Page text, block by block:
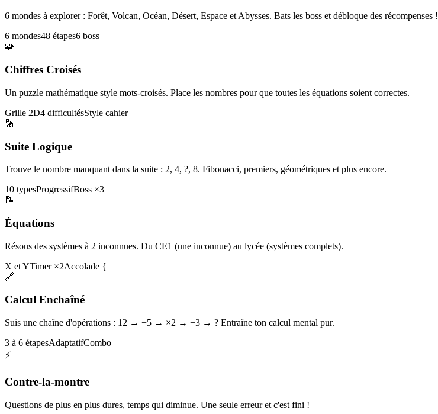
6 mondes à explorer : Forêt, Volcan, Océan, Désert, Espace et Abysses. Bats les boss et débloque des récompenses !
6 mondes48 étapes6 boss
🧩
Chiffres Croisés
Un puzzle mathématique style mots-croisés. Place les nombres pour que toutes les équations soient correctes.
Grille 2D4 difficultésStyle cahier
🔢
Suite Logique
Trouve le nombre manquant dans la suite : 2, 4, ?, 8. Fibonacci, premiers, géométriques et plus encore.
10 typesProgressifBoss ×3
📝
Équations
Résous des systèmes à 2 inconnues. Du CE1 (une inconnue) au lycée (systèmes complets).
X et YTimer ×2Accolade {
🔗
Calcul Enchaîné
Suis une chaîne d'opérations : 12 → +5 → ×2 → −3 → ? Entraîne ton calcul mental pur.
3 à 6 étapesAdaptatifCombo
⚡
Contre-la-montre
Questions de plus en plus dures, temps qui diminue. Une seule erreur et c'est fini !